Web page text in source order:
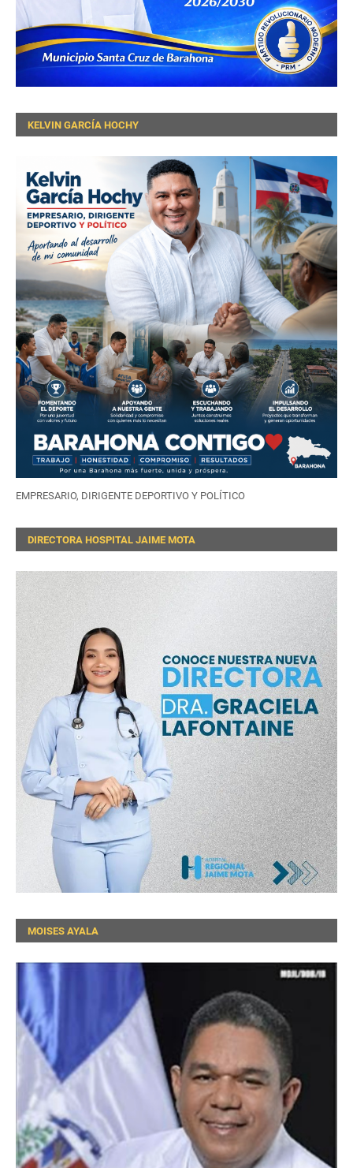
KELVIN GARCÍA HOCHY
EMPRESARIO, DIRIGENTE DEPORTIVO Y POLÍTICO
DIRECTORA HOSPITAL JAIME MOTA
MOISES AYALA